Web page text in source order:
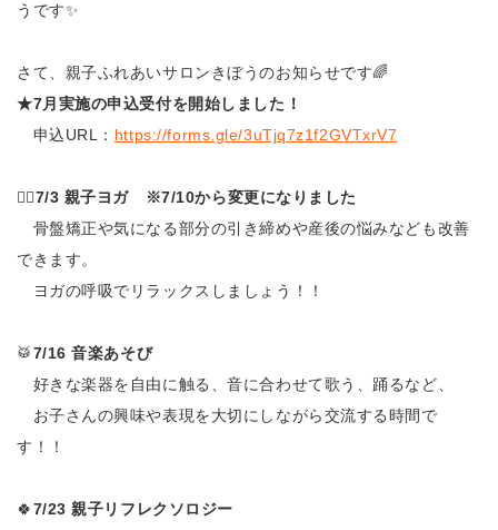
うです✨
さて、親子ふれあいサロンきぼうのお知らせです🌈
★7月実施の申込受付を開始しました！
申込URL： https://forms.gle/3uTjq7z1f2GVTxrV7
🧘‍♀️7/3 親子ヨガ ※7/10から変更になりました
骨盤矯正や気になる部分の引き締めや産後の悩みなども改善
できます。
ヨガの呼吸でリラックスしましょう！！
🥁7/16 音楽あそび
好きな楽器を自由に触る、音に合わせて歌う、踊るなど、
お子さんの興味や表現を大切にしながら交流する時間で
す！！
🍀7/23 親子リフレクソロジー